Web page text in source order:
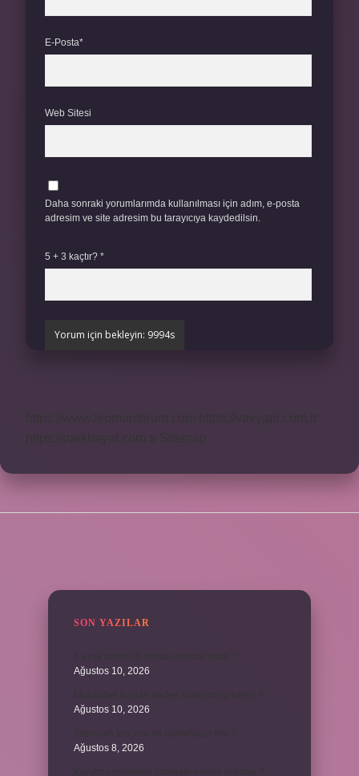
E-Posta*
Web Sitesi
Daha sonraki yorumlarımda kullanılması için adım, e-posta
adresim ve site adresim bu tarayıcıya kaydedilsin.
5 + 3 kaçtır? *
SON YAZILAR
Ağustos 10, 2026
Ağustos 10, 2026
Ağustos 8, 2026